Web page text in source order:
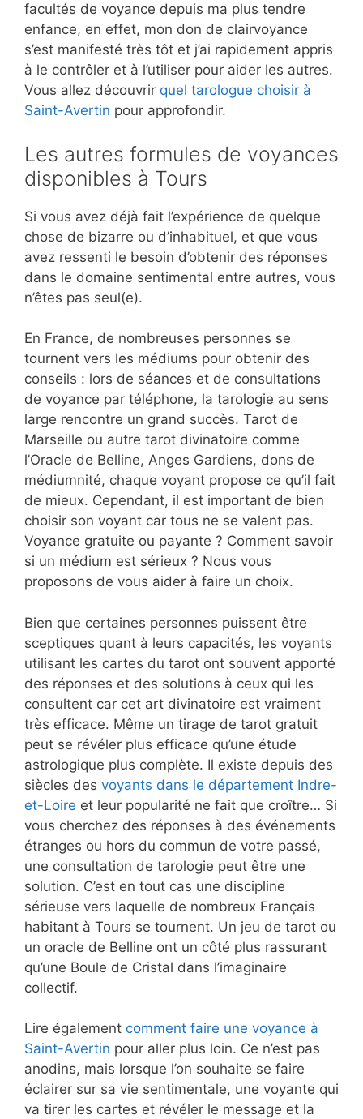
facultés de voyance depuis ma plus tendre
enfance, en effet, mon don de clairvoyance
s’est manifesté très tôt et j’ai rapidement appris
à le contrôler et à l’utiliser pour aider les autres.
Vous allez découvrir quel tarologue choisir à
Saint-Avertin pour approfondir.
Les autres formules de voyances
disponibles à Tours
Si vous avez déjà fait l’expérience de quelque
chose de bizarre ou d’inhabituel, et que vous
avez ressenti le besoin d’obtenir des réponses
dans le domaine sentimental entre autres, vous
n’êtes pas seul(e).
En France, de nombreuses personnes se
tournent vers les médiums pour obtenir des
conseils : lors de séances et de consultations
de voyance par téléphone, la tarologie au sens
large rencontre un grand succès. Tarot de
Marseille ou autre tarot divinatoire comme
l’Oracle de Belline, Anges Gardiens, dons de
médiumnité, chaque voyant propose ce qu’il fait
de mieux. Cependant, il est important de bien
choisir son voyant car tous ne se valent pas.
Voyance gratuite ou payante ? Comment savoir
si un médium est sérieux ? Nous vous
proposons de vous aider à faire un choix.
Bien que certaines personnes puissent être
sceptiques quant à leurs capacités, les voyants
utilisant les cartes du tarot ont souvent apporté
des réponses et des solutions à ceux qui les
consultent car cet art divinatoire est vraiment
très efficace. Même un tirage de tarot gratuit
peut se révéler plus efficace qu’une étude
astrologique plus complète. Il existe depuis des
siècles des voyants dans le département Indre-
et-Loire et leur popularité ne fait que croître… Si
vous cherchez des réponses à des événements
étranges ou hors du commun de votre passé,
une consultation de tarologie peut être une
solution. C’est en tout cas une discipline
sérieuse vers laquelle de nombreux Français
habitant à Tours se tournent. Un jeu de tarot ou
un oracle de Belline ont un côté plus rassurant
qu’une Boule de Cristal dans l’imaginaire
collectif.
Lire également comment faire une voyance à
Saint-Avertin pour aller plus loin. Ce n’est pas
anodins, mais lorsque l’on souhaite se faire
éclairer sur sa vie sentimentale, une voyante qui
va tirer les cartes et révéler le message et la